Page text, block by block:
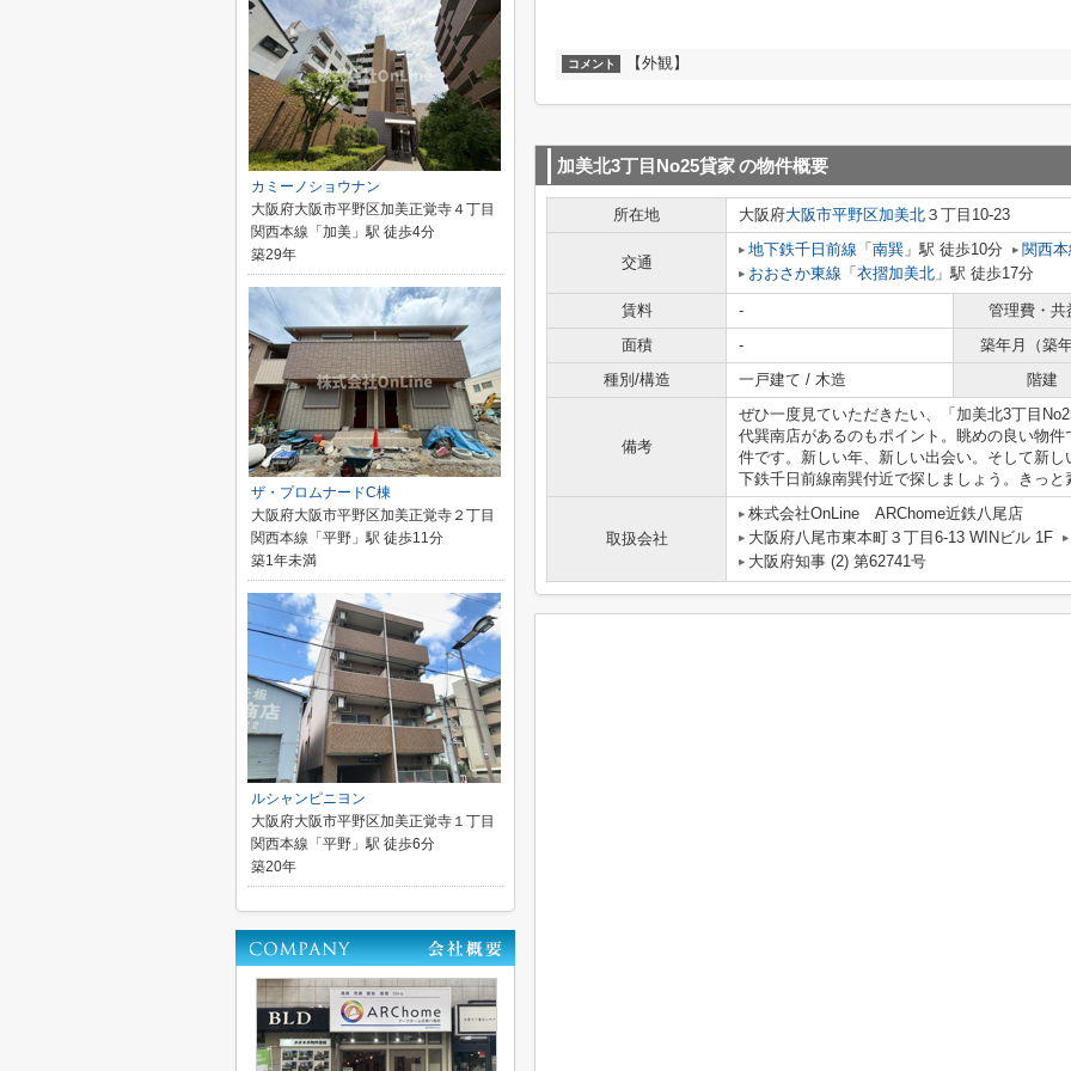
コメント 【外観】
加美北3丁目No25貸家の物件概要
所在地 大阪府大阪市平野区加美北 ３丁目10-23
交通
地下鉄千日前線 「 南巽 」駅 徒歩10分 関西本
おおさか東線 「 衣摺加美北 」駅 徒歩17分
賃料 - 管理費・共
面積
- 築年月（築年
種別/構造
一戸建て / 木造 階建
備考
ぜひ一度見ていただきたい、「加美北3丁目
代巽南店があるのもポイント。眺めの良い物
件です。新しい年、新しい出会い。そして新
下鉄千日前線南巽付近で探しましょう。きっと
取扱会社
株式会社OnLine ARChome近鉄八尾店
大阪府八尾市東本町３丁目6-13 WINビル 1F
大阪府知事 (2) 第62741号
カミーノショウナン
大阪府大阪市平野区加美正覚寺４丁目
関西本線「加美」駅 徒歩4分
築29年
ザ・プロムナードC棟
大阪府大阪市平野区加美正覚寺２丁目
関西本線「平野」駅 徒歩11分
築1年未満
ルシャンピニヨン
大阪府大阪市平野区加美正覚寺１丁目
関西本線「平野」駅 徒歩6分
築20年